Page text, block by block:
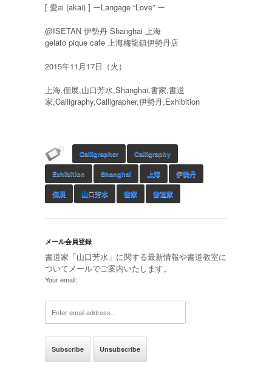
[ 愛ai (akai) ] ーLangage “Love” ー
@ISETAN 伊勢丹 Shanghai 上海
gelato pique cafe 上海梅龍鎮伊勢丹店
2015年11月17日（火）
上海,個展,山口芳水,Shanghai,書家,書道
家,Calligraphy,Calligrapher,伊勢丹,Exhibition
Calligrapher Calligraphy
Exhibition Shanghai 上海 伊勢丹
個展 山口芳水 書家 書道家
メール会員登録
書道家「山口芳水」に関する最新情報や書道教室に
ついてメールでご案内いたします。
Your email: